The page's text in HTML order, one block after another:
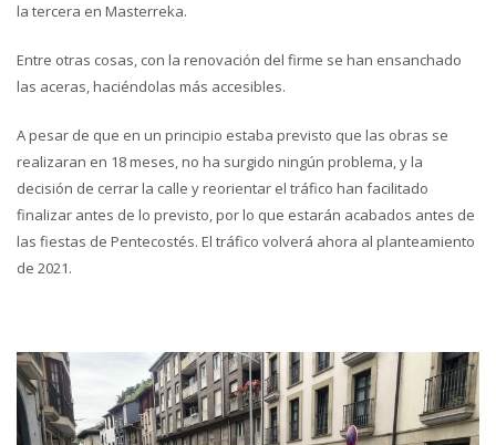
la tercera en Masterreka.
Entre otras cosas, con la renovación del firme se han ensanchado
las aceras, haciéndolas más accesibles.
A pesar de que en un principio estaba previsto que las obras se
realizaran en 18 meses, no ha surgido ningún problema, y la
decisión de cerrar la calle y reorientar el tráfico han facilitado
finalizar antes de lo previsto, por lo que estarán acabados antes de
las fiestas de Pentecostés. El tráfico volverá ahora al planteamiento
de 2021.